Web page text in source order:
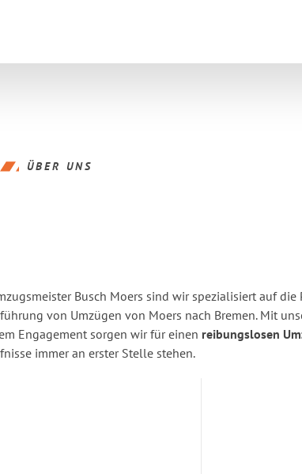
ÜBER UNS
Busch Moers sind wir spezialisiert auf
von Umzügen von Moers nach Bremen. Mit
Engagement sorgen wir für einen reibungslosen
immer an erster Stelle stehen.